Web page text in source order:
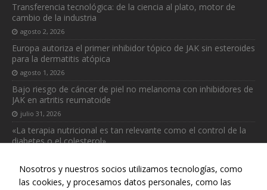
Transferencia tecnológica: de la ciencia al plato, motor de
cambio de la industria
agosto 2, 2026
Europa autoriza el primer inhibidor tópico de JAK sin esteroides
para la dermatitis atópica
agosto 1, 2026
Bajo riesgo de cáncer de piel no melanoma con inhibidores de
JAK en artritis reumatoide
julio 31, 2026
«La terapia nutricional es tan relevante como el control de la
diabetes o el colesterol»
Nosotros y nuestros socios utilizamos tecnologías, como
las cookies, y procesamos datos personales, como las